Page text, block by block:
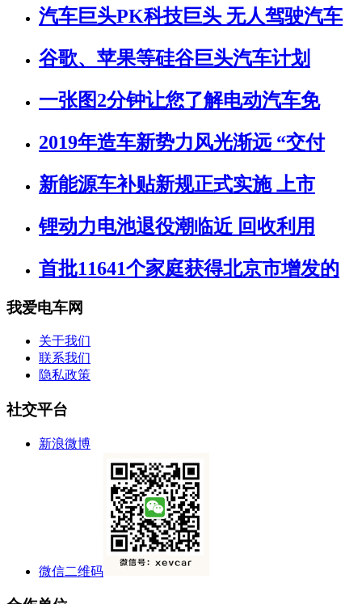
汽车巨头PK科技巨头 无人驾驶汽车
谷歌、苹果等硅谷巨头汽车计划
一张图2分钟让您了解电动汽车免
2019年造车新势力风光渐远 “交付
新能源车补贴新规正式实施 上市
锂动力电池退役潮临近 回收利用
首批11641个家庭获得北京市增发的
我爱电车网
关于我们
联系我们
隐私政策
社交平台
新浪微博
微信二维码